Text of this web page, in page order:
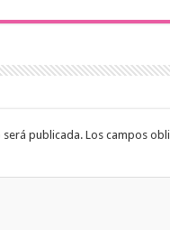
publicada. Los campos